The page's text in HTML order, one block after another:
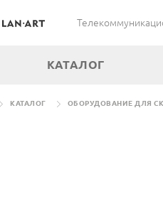
КАТАЛОГ
КАТАЛОГ ОБОРУДОВАНИЕ ДЛЯ